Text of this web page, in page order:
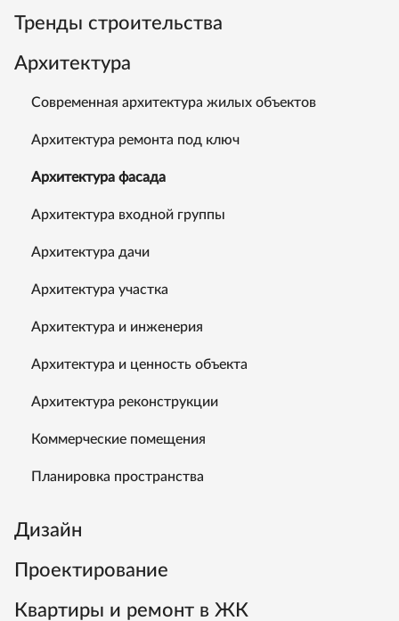
Тренды строительства
Архитектура
Современная архитектура жилых объектов
Архитектура ремонта под ключ
Архитектура фасада
Архитектура входной группы
Архитектура дачи
Архитектура участка
Архитектура и инженерия
Архитектура и ценность объекта
Архитектура реконструкции
Коммерческие помещения
Планировка пространства
Дизайн
Проектирование
Квартиры и ремонт в ЖК